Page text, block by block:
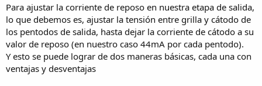
Para ajustar la corriente de reposo en nuestra etapa de salida,
lo que debemos es, ajustar la tensión entre grilla y cátodo de
los pentodos de salida, hasta dejar la corriente de cátodo a su
valor de reposo (en nuestro caso 44mA por cada pentodo).
Y esto se puede lograr de dos maneras básicas, cada una con
ventajas y desventajas